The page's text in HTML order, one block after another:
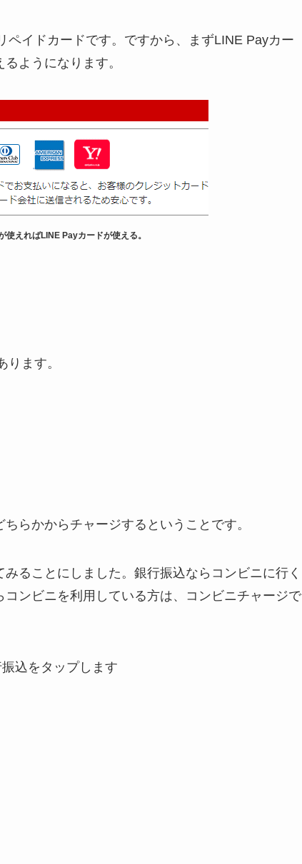
イドカードです。ですから、まずLINE Payカー
ようになります。
えればLINE Payカードが使える。
ます。
らかからチャージするということです。
ることにしました。銀行振込ならコンビニに行く
ンビニを利用している方は、コンビニチャージで
込をタップします